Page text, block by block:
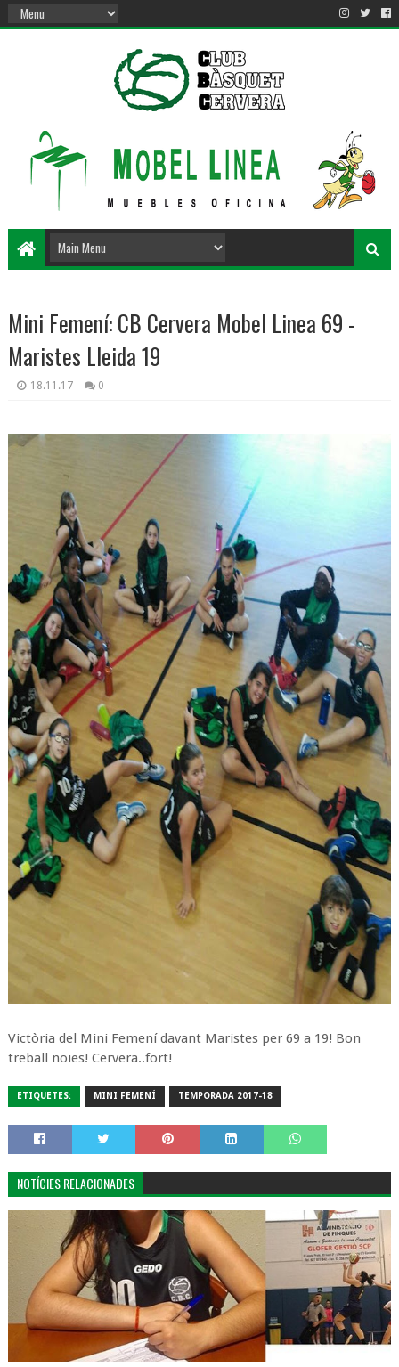
Mini Femení: CB Cervera Mobel Linea 69 -
Maristes Lleida 19
18.11.17 0
Victòria del Mini Femení davant Maristes per 69 a 19! Bon
treball noies! Cervera..fort!
ETIQUETES: MINI FEMENÍ TEMPORADA 2017-18
NOTÍCIES RELACIONADES